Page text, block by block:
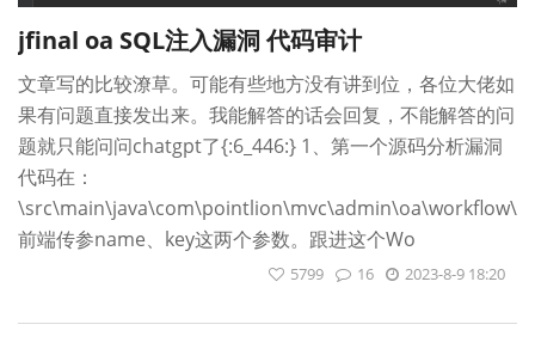
jfinal oa SQL注入漏洞 代码审计
文章写的比较潦草。可能有些地方没有讲到位，各位大佬如
果有问题直接发出来。我能解答的话会回复，不能解答的问
题就只能问问chatgpt了{:6_446:} 1、第一个源码分析漏洞
代码在：
前端传参name、key这两个参数。跟进这个Wo
2023-8-9 18:20
16
5799